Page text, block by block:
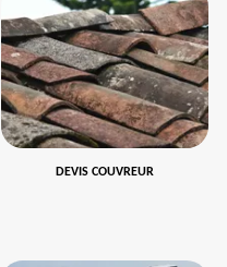
DEVIS COUVREUR